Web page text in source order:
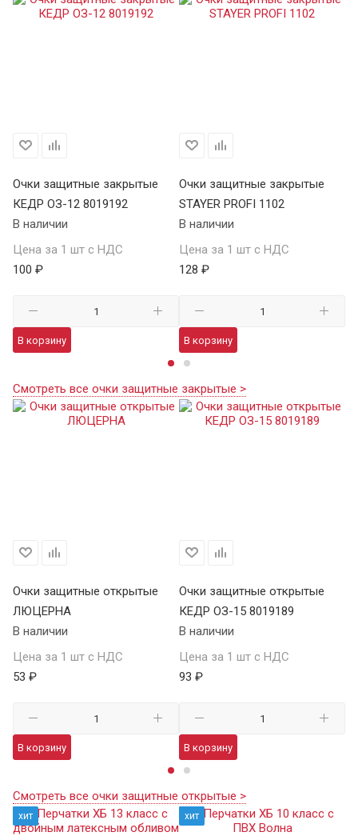
Очки защитные закрытые
КЕДР ОЗ-12 8019192
В наличии
Цена за 1 шт с НДС
100 ₽
В корзину
Очки защитные закрытые
STAYER PROFI 1102
В наличии
Цена за 1 шт с НДС
128 ₽
В корзину
Смотреть все очки защитные закрытые >
Очки защитные открытые
ЛЮЦЕРНА
В наличии
Цена за 1 шт с НДС
53 ₽
В корзину
Очки защитные открытые
КЕДР ОЗ-15 8019189
В наличии
Цена за 1 шт с НДС
93 ₽
В корзину
Смотреть все очки защитные открытые >
хит хит